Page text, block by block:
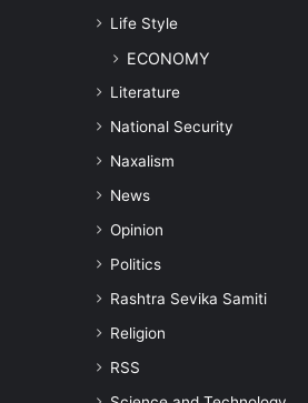
Life Style
ECONOMY
Literature
National Security
Naxalism
News
Opinion
Politics
Rashtra Sevika Samiti
Religion
RSS